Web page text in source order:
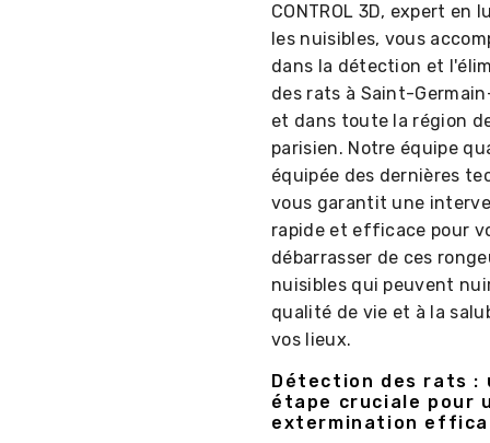
CONTROL 3D, expert en
les nuisibles, vous
dans la détection et
des rats à Saint-
et dans toute la région
parisien. Notre équipe
équipée des dernières
vous garantit une
rapide et efficace pour
débarrasser de ces
nuisibles qui peuvent
qualité de vie et à la
vos lieux.
Détection des rats :
étape cruciale pour
extermination